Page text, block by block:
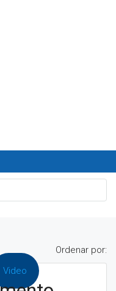
Ordenar por:
Video